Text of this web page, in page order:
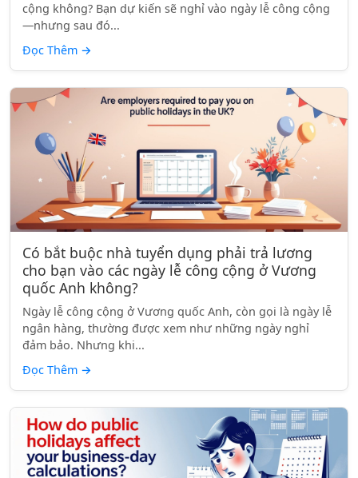
cộng không? Bạn dự kiến sẽ nghỉ vào ngày lễ công cộng
—nhưng sau đó...
Đọc Thêm →
Có bắt buộc nhà tuyển dụng phải trả lương
cho bạn vào các ngày lễ công cộng ở Vương
quốc Anh không?
Ngày lễ công cộng ở Vương quốc Anh, còn gọi là ngày lễ
ngân hàng, thường được xem như những ngày nghỉ
đảm bảo. Nhưng khi...
Đọc Thêm →